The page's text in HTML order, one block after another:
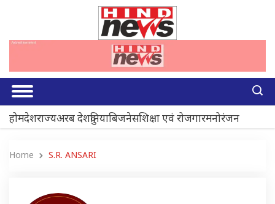
होमदेशराज्यअरब देशदुनियाबिजनेसशिक्षा एवं रोजगारमनोरंजन
Home S.R. ANSARI